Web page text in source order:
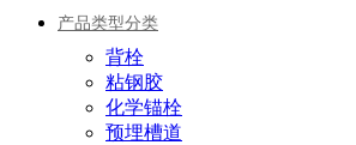
古建筑加固
码头加固工程
乔司微精品
植筋胶
产品类型分类
背栓
粘钢胶
化学锚栓
预埋槽道